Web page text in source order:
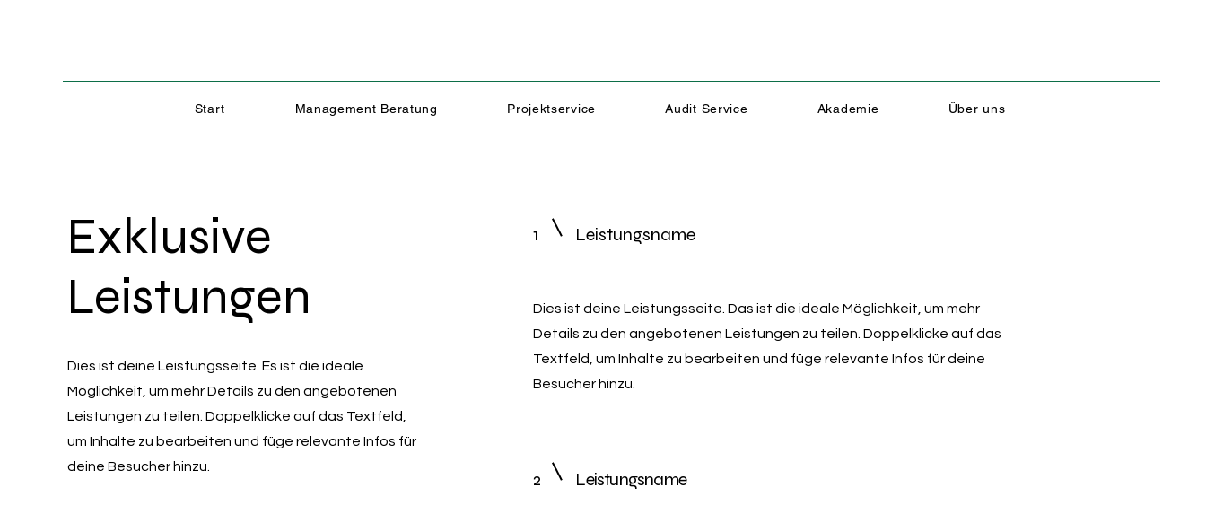
Start Management Beratung Projektservice Audit Service Akademie Über uns
Exklusive
Leistungen
Dies ist deine Leistungsseite. Es ist die ideale
Möglichkeit, um mehr Details zu den angebotenen
Leistungen zu teilen. Doppelklicke auf das Textfeld,
um Inhalte zu bearbeiten und füge relevante Infos für
deine Besucher hinzu.
1 Leistungsname
Dies ist deine Leistungsseite. Das ist die ideale Möglichkeit, um mehr
Details zu den angebotenen Leistungen zu teilen. Doppelklicke auf das
Textfeld, um Inhalte zu bearbeiten und füge relevante Infos für deine
Besucher hinzu.
2 Leistungsname